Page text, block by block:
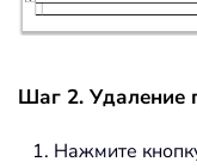
Шаг 2. Удаление
Нажмите